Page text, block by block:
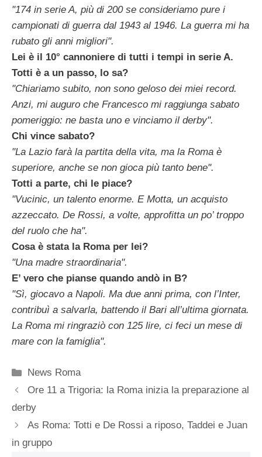
"174 in serie A, più di 200 se consideriamo pure i
campionati di guerra dal 1943 al 1946. La guerra mi ha
rubato gli anni migliori".
Lei è il 10° cannoniere di tutti i tempi in serie A.
Totti è a un passo, lo sa?
"Chiariamo subito, non sono geloso dei miei record.
Anzi, mi auguro che Francesco mi raggiunga sabato
pomeriggio: ne basta uno e vinciamo il derby".
Chi vince sabato?
"La Lazio farà la partita della vita, ma la Roma è
superiore, anche se non gioca più tanto bene".
Totti a parte, chi le piace?
"Vucinic, un talento enorme. E Motta, un acquisto
azzeccato. De Rossi, a volte, approfitta un po’ troppo
del ruolo che ha".
Cosa è stata la Roma per lei?
"Una madre straordinaria".
E’ vero che pianse quando andò in B?
"Sì, giocavo a Napoli. Ma due anni prima, con l’Inter,
contribuì a salvarla, battendo il Bari all’ultima giornata.
La Roma mi ringraziò con 125 lire, ci feci un mese di
mare con la famiglia".
Categorie
News Roma
Ore 11 a Trigoria: la Roma inizia la preparazione al
derby
As Roma: Totti e De Rossi a riposo, Taddei e Juan
in gruppo